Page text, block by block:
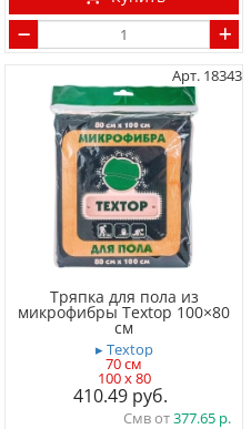
Арт. 18343
Тряпка для пола из
микрофибры Textop 100×80
см
▸ Textop
70 см
100 x 80
410.49
Смв от377.65